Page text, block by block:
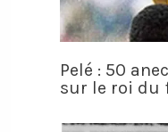
Pelé : 50
sur le roi du